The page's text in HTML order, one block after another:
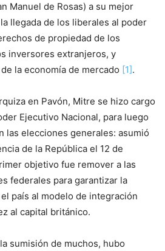
Manuel de Rosas) a su mejor
llegada de los liberales al poder
de propiedad de los
inversores extranjeros, y
la economía de mercado [1].
en Pavón, Mitre se hizo cargo
Ejecutivo Nacional, para luego
las elecciones generales: asumió
de la República el 12 de
objetivo fue remover a las
federales para garantizar la
país al modelo de integración
al capital británico.
sumisión de muchos, hubo